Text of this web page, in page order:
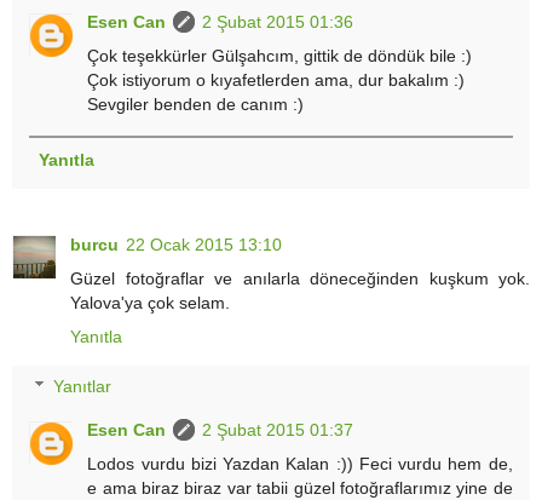
Esen Can
2 Şubat 2015 01:36
Çok teşekkürler Gülşahcım, gittik de döndük bile :)
Çok istiyorum o kıyafetlerden ama, dur bakalım :)
Sevgiler benden de canım :)
Yanıtla
burcu 22 Ocak 2015 13:10
Güzel fotoğraflar ve anılarla döneceğinden kuşkum yok.
Yalova'ya çok selam.
Yanıtla
Yanıtlar
Esen Can
2 Şubat 2015 01:37
Lodos vurdu bizi Yazdan Kalan :)) Feci vurdu hem de,
e ama biraz biraz var tabii güzel fotoğraflarımız yine de